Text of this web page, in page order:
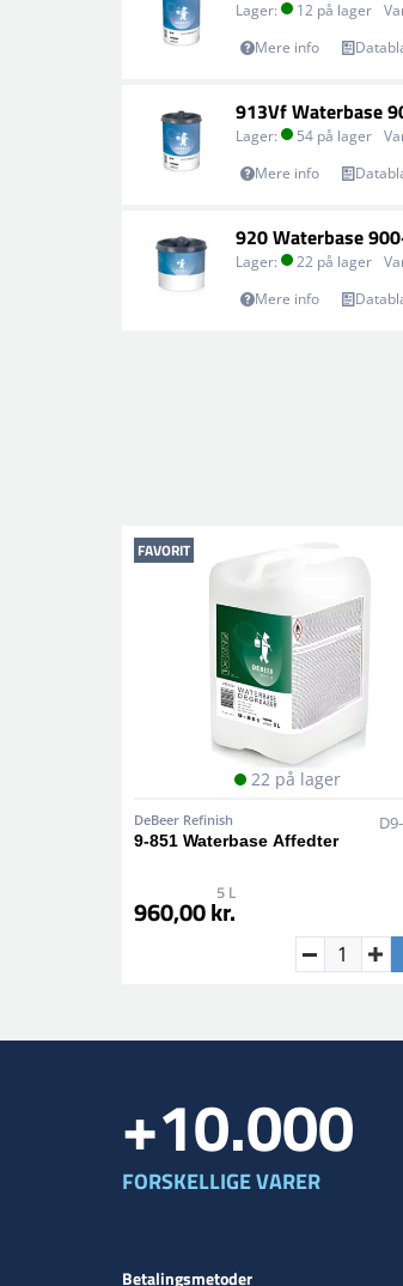
Lager: 12 på lager
Mere info
913Vf Waterbase
Lager: 54 på lager
Mere info
920 Waterbase
Lager: 22 på lager
Mere info
FAVORIT
22 på lager
DeBeer Refinish
9-851 Waterbase Affedter
5 L
960,00 kr.
+10.000
FORSKELLIGE VARER
Betalingsmetoder